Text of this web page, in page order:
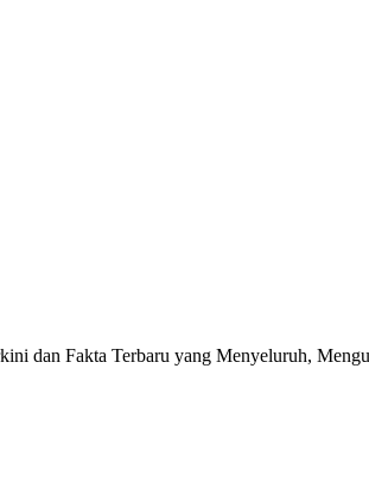
dan Fakta Terbaru yang Menyeluruh,